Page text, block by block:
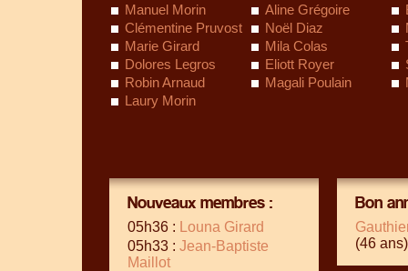
Manuel Morin
Aline Grégoire
Clémentine Pruvost
Noël Diaz
Marie Girard
Mila Colas
Dolores Legros
Eliott Royer
Robin Arnaud
Magali Poulain
Laury Morin
Nouveaux membres :
05h36 :
Louna Girard
05h33 : Jean-Baptiste
Maillot
Bon
(46 ans)